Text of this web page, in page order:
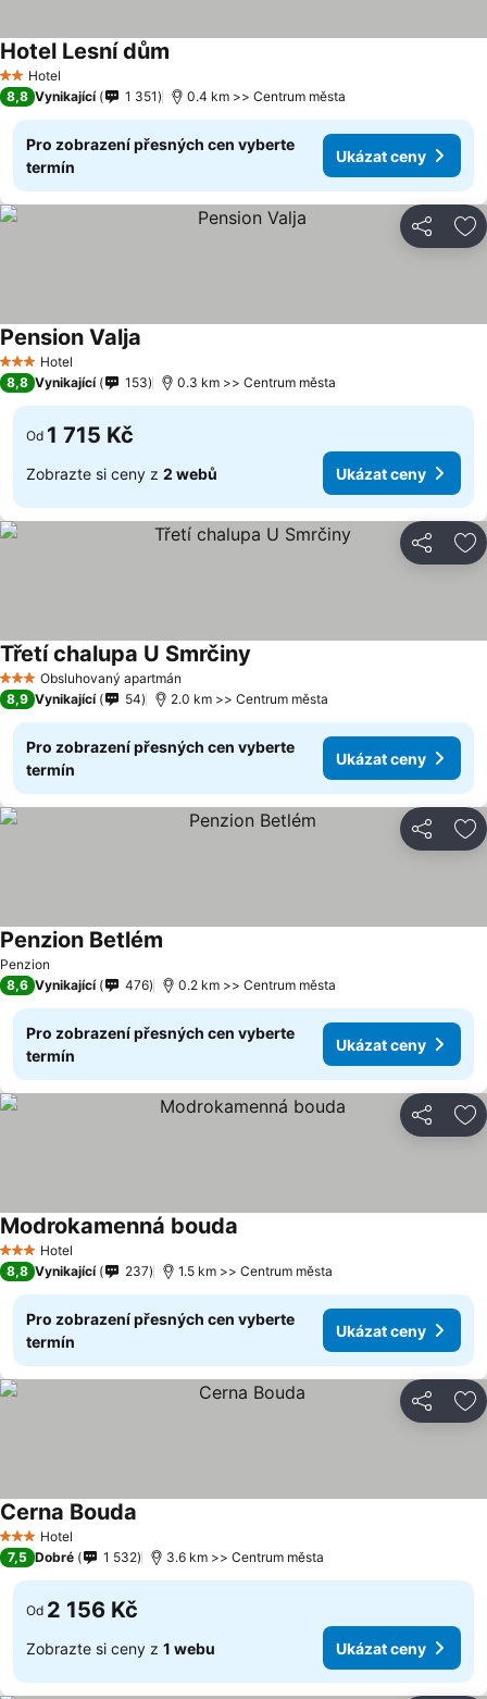
2 Počet hvězdiček
Hotel
Hotel Lesní dům
8,8 Vynikající 1 351 0.4 km >> Centrum města
Pro zobrazení přesných cen vyberte
termín
Ukázat ceny
Sdílet
3 Počet hvězdiček
Hotel
Pension Valja
8,8 Vynikající 153 0.3 km >> Centrum města
Od 1 715 Kč
Zobrazte si ceny z 2 webů Ukázat ceny
Sdílet
3 Počet hvězdiček
Obsluhovaný apartmán
Třetí chalupa U Smrčiny
8,9 Vynikající 54 2.0 km >> Centrum města
Pro zobrazení přesných cen vyberte
termín
Ukázat ceny
Sdílet
Penzion
Penzion Betlém
8,6 Vynikající 476 0.2 km >> Centrum města
Pro zobrazení přesných cen vyberte
termín
Ukázat ceny
Sdílet
3 Počet hvězdiček
Hotel
Modrokamenná bouda
8,8 Vynikající 237 1.5 km >> Centrum města
Pro zobrazení přesných cen vyberte
termín
Ukázat ceny
Sdílet
3 Počet hvězdiček
Hotel
Cerna Bouda
7,5 Dobré 1 532 3.6 km >> Centrum města
Od 2 156 Kč
Zobrazte si ceny z 1 webu Ukázat ceny